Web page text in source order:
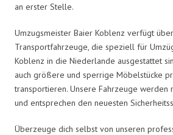
an erster Stelle.
Umzugsmeister Baier Koblenz verfügt
Transportfahrzeuge, die speziell für
Koblenz in die Niederlande ausgestattet
auch größere und sperrige Möbelstücke
transportieren. Unsere Fahrzeuge
und entsprechen den neuesten
Überzeuge dich selbst von unseren